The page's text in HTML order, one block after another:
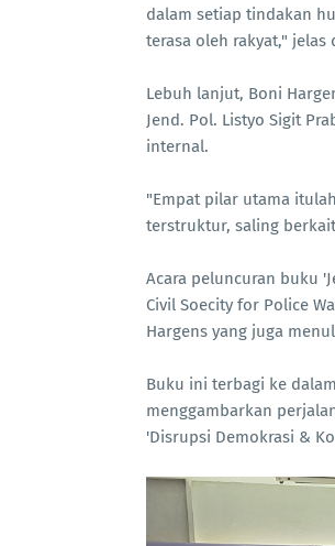
dalam setiap tindakan
terasa oleh rakyat," jelas
Lebuh lanjut, Boni
Jend. Pol. Listyo Sigit
internal.
"Empat pilar utama
terstruktur, saling
Acara peluncuran buku
Civil Soecity for Police
Hargens yang juga
Buku ini terbagi ke
menggambarkan
'Disrupsi Demokrasi &